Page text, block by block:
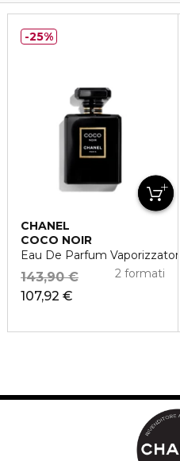
CHANEL
COCO NOIR
Eau De Parfum Vaporizzatore
107,92 €
143,90 € 2 formati
25%